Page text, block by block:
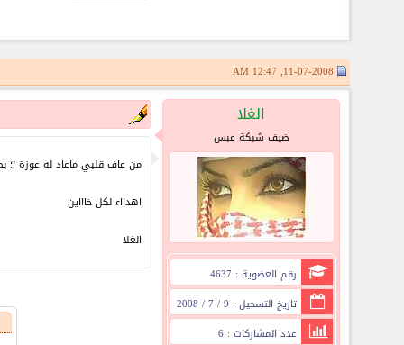
الغلا
ضيف شبكة عبس
رقم العضوية : 4637
تاريخ التسجيل : 9 / 7 / 2008
عدد المشاركات : 6
من عاف قلبي ماعاد له عوزة ؛؛
اهدااء لكل خاااين
الغلا